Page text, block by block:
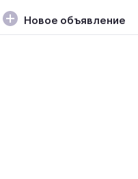
Новое объявление